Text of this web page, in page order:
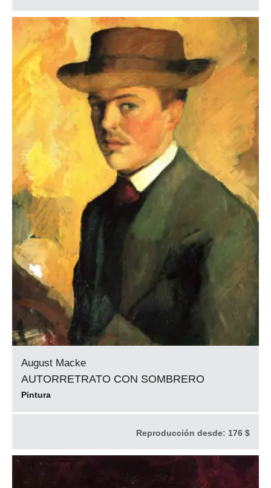
August Macke
AUTORRETRATO CON SOMBRERO
Pintura
Reproducción desde: 176 $